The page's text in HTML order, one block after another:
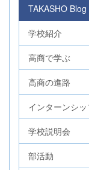
TAKASHO Blog
学校紹介
高商で学ぶ
高商の進路
インターンシ
学校説明会
部活動